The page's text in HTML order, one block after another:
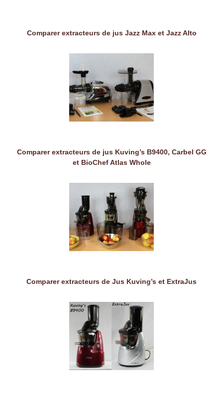
Comparer extracteurs de jus Jazz Max et Jazz Alto
Comparer extracteurs de jus Kuving’s B9400, Carbel GG
et BioChef Atlas Whole
Comparer extracteurs de Jus Kuving’s et ExtraJus